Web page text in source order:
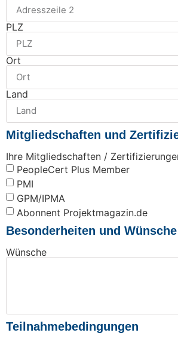
PLZ
Ort
Land
Mitgliedschaften und
Ihre Mitgliedschaften /
PeopleCert Plus Member
PMI
GPM/IPMA
Abonnent Projektmagazin.de
Besonderheiten und Wünsche
Wünsche
Teilnahmebedingungen